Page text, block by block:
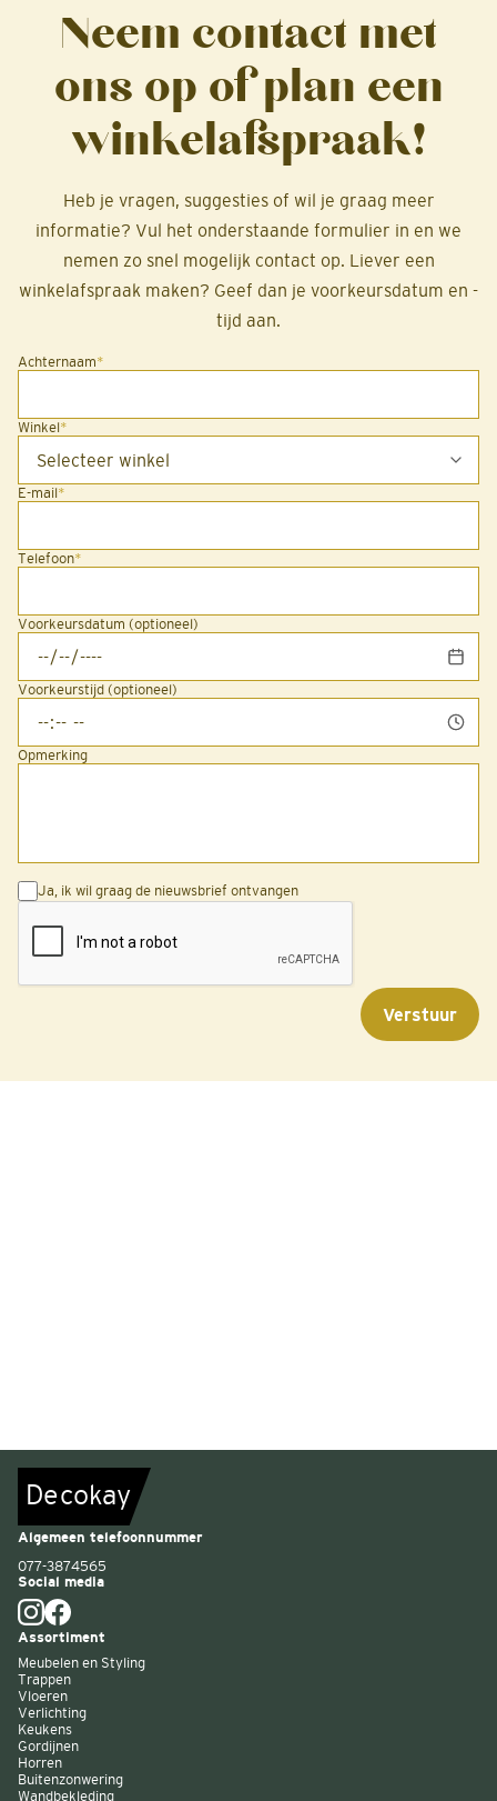
Neem contact met
ons op of plan een
winkelafspraak!
Heb je vragen, suggesties of wil je graag meer
informatie? Vul het onderstaande formulier in en we
nemen zo snel mogelijk contact op. Liever een
winkelafspraak maken? Geef dan je voorkeursdatum en -
tijd aan.
Achternaam*
Winkel*
E-mail*
Telefoon*
Voorkeursdatum (optioneel)
Voorkeurstijd (optioneel)
Opmerking
Ja, ik wil graag de nieuwsbrief ontvangen
Decokay
Algemeen telefoonnummer
077-3874565
Social media
Assortiment
Meubelen en Styling
Trappen
Vloeren
Verlichting
Keukens
Gordijnen
Horren
Buitenzonwering
Wandbekleding